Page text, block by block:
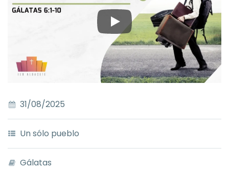
31/08/2025
Un sólo pueblo
Gálatas